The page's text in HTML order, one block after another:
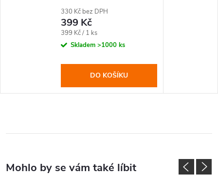
330 Kč bez DPH
399 Kč
Měrná
cena:
399 Kč / 1 ks
Skladem >1000 ks
DO KOŠÍKU